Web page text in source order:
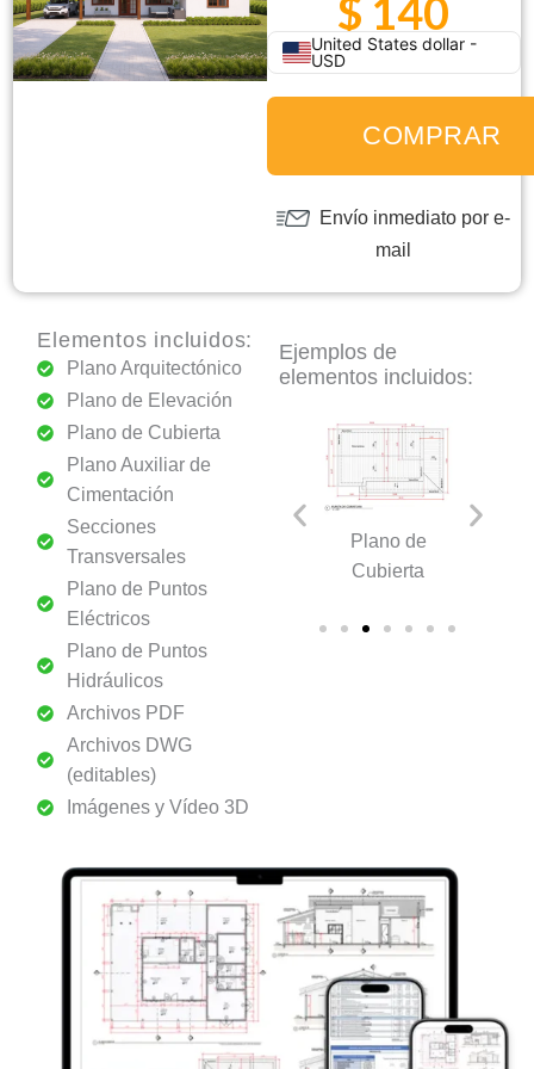
original
era:
$ 140
actual
es:
United States dollar -
USD
P13
-
de
de
Dormitorios
cantidad
COMPRAR
Envío inmediato por e-
mail
Elementos incluidos:
Plano Arquitectónico
Plano de Elevación
Plano de Cubierta
Plano Auxiliar de
Cimentación
Secciones
Transversales
Plano de Puntos
Eléctricos
Plano de Puntos
Hidráulicos
Archivos PDF
Archivos DWG
(editables)
Imágenes y Vídeo 3D
Ejemplos de
elementos incluidos:
Secciones
Plano de
Cubierta​